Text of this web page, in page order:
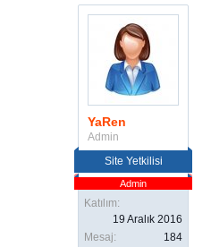
YaRen
Admin
Site Yetkilisi
Admin
Katılım:
19 Aralık 2016
Mesaj:
184